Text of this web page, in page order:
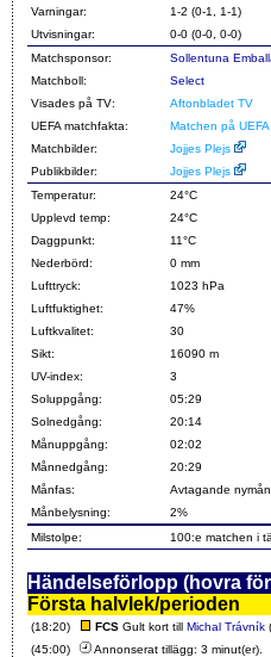
Varningar:
1-2 (0-1, 1-1)
Utvisningar:
0-0 (0-0, 0-0)
Matchsponsor:
Sollentuna
Matchboll:
Select
Visades på TV:
Aftonbladet TV
UEFA matchfakta:
Matchen på UEFA
Matchbilder:
Jojjes Plejs
Publikbilder:
Jojjes Plejs
Temperatur:
24°C
Upplevd temp:
24°C
Daggpunkt:
11°C
Nederbörd:
0 mm
Lufttryck:
1023 hPa
Luftfuktighet:
47%
Luftkvalitet:
30
Sikt:
16090 m
UV-index:
3
Soluppgång:
05:29
Solnedgång:
20:14
Månuppgång:
02:02
Månnedgång:
20:29
Månfas:
Avtagande
Månbelysning:
2%
Milstolpe:
100:e matchen i
Händelseförlopp (hovra
Första halvlek/perioden
(18:20) FCS Gult kort till Michal Trávník
(45:00)
Annonserat tillägg: 3 minut(er).